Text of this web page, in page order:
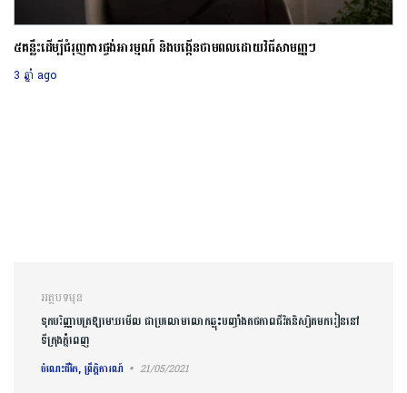
៥គន្លឹះដើម្បីជំរុញការផ្ចង់អារម្មណ៍ និងបង្កើនថាមពលដោយវិធីសាមញ្ញៗ
3 ឆ្នាំ ago
ការ​នាំទិស​ប្រកាស
អត្ថបទមុន
ទុកបរិញ្ញាបត្រឱ្យមេឃមើល ជាប្រលោមលោកឆ្លុះបញ្ចាំងតថភាពជីវិតនិស្សិតមករៀននៅ
ទីក្រុងភ្នំពេញ
ចំណេះជីវិត, ព្រឹត្តិការណ៍ 21/05/2021